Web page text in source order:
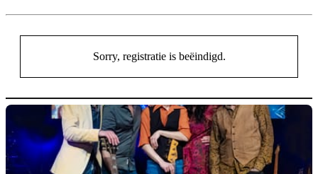
Sorry, registratie is beëindigd.